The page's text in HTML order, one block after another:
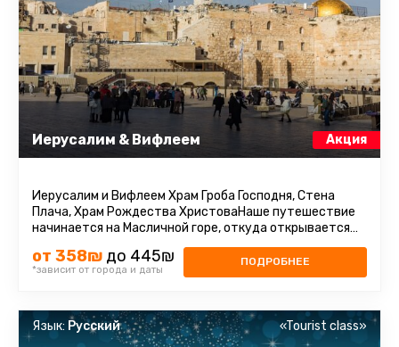
Иерусалим & Вифлеем Акция
Иерусалим и Вифлеем Храм Гроба Господня, Стена
Плача, Храм Рождества ХристоваНаше путешествие
начинается на Масличной горе, откуда открывается
прекрасный вид на Иерусалим ...
от 358₪ до 445₪
*зависит от города и даты
ПОДРОБНЕЕ
Язык: Русский «Tourist class»